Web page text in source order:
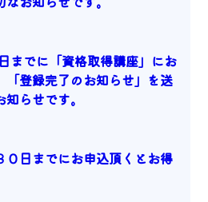
までに「資格取得講座」にお
「登録完了のお知らせ」を送
らせです。
０日までにお申込頂くとお得